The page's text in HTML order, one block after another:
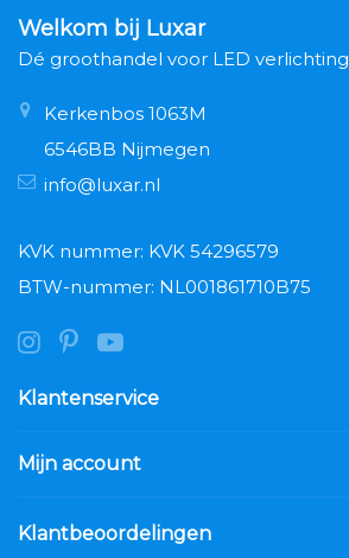
Welkom bij Luxar
Dé groothandel voor LED verlichting
Kerkenbos 1063M
6546BB Nijmegen
info@luxar.nl
KVK nummer: KVK 54296579
BTW-nummer: NL001861710B75
Klantenservice
Mijn account
Klantbeoordelingen